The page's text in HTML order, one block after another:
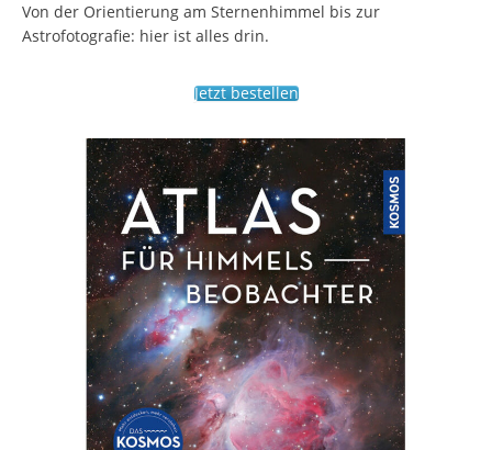
Von der Orientierung am Sternenhimmel bis zur
Astrofotografie: hier ist alles drin.
Jetzt bestellen